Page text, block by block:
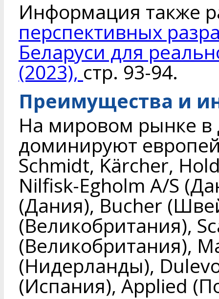
Информация также
перспективных
Беларуси для
(2023), стр. 93-94.
Преимущества и
На мировом рынке в
доминируют
Schmidt, Kärсher,
Nilfisk-Egholm A/S
(Дания), Bucher
(Великобритания),
(Великобритания),
(Нидерланды),
(Испания), Applied